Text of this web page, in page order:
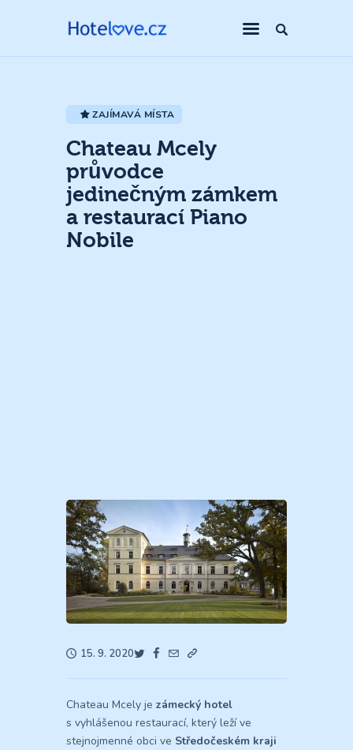
ZAJÍMAVÁ MÍSTA
Chateau Mcely
průvodce
jedinečným zámkem
a restaurací Piano
Nobile
15. 9. 2020
Chateau Mcely je zámecký hotel
s vyhlášenou restaurací, který leží ve
stejnojmenné obci ve Středočeském kraji